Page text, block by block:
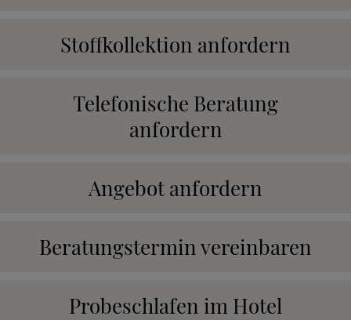
Stoffkollektion anfordern
Telefonische Beratung
anfordern
Angebot anfordern
Beratungstermin vereinbaren
Probeschlafen im Hotel